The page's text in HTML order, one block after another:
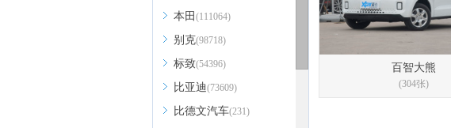
本田 (111064)
别克(98718)
标致(54396)
比亚迪(73609)
比德文汽车(231)
百智大熊
(304张)